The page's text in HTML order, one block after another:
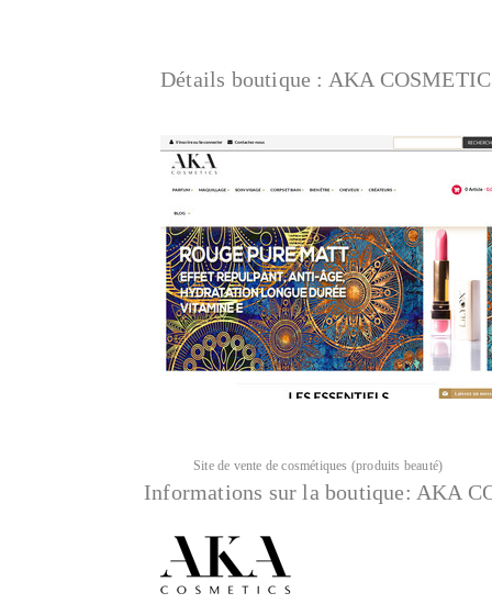
Détails boutique : AKA
Site de vente de cosmétiques (produits beauté)
Informations sur la boutique: AKA